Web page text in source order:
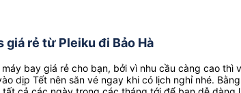
rẻ từ Pleiku đi Bảo Hà
bay giá rẻ cho bạn, bởi vì nhu cầu càng cao thì
dịp Tết nên săn vé ngay khi có lịch nghỉ nhé. Bằng